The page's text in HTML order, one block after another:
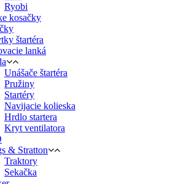
Ryobi
kosačky
štartéra
lanká
Unášače štartéra
Pružiny
Startéry
Navijacie kolieska
Hrdlo startera
Kryt ventilatora
& Stratton
Traktory
Sekačka